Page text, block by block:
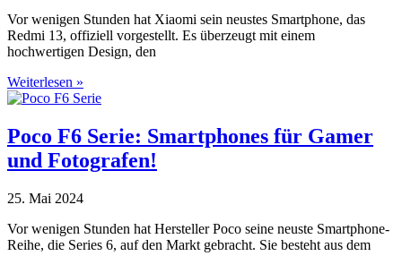
Vor wenigen Stunden hat Xiaomi sein neustes Smartphone, das
Redmi 13, offiziell vorgestellt. Es überzeugt mit einem
hochwertigen Design, den
Weiterlesen »
Poco F6 Serie: Smartphones für Gamer
und Fotografen!
25. Mai 2024
Vor wenigen Stunden hat Hersteller Poco seine neuste Smartphone-
Reihe, die Series 6, auf den Markt gebracht. Sie besteht aus dem